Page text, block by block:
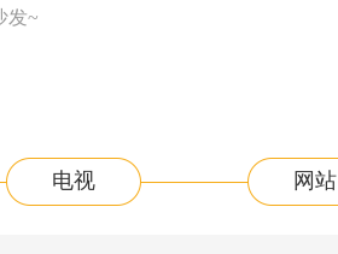
发~
电视 网站